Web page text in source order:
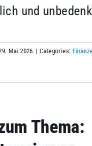
und
Mai 2026 | Categories:
Thema: